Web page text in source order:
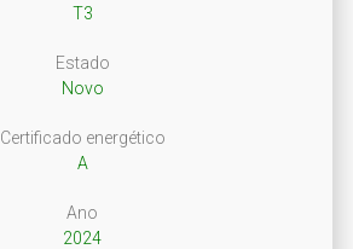
T3
Estado
Novo
Certificado energético
A
Ano
2024